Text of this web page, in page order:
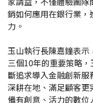
銷如何應用在銀行業
力。
玉山執行長陳嘉鐘表
三個10年的重要策略
斷追求導入金融創新
深耕在地、滿足顧客
備有創意、活力的數